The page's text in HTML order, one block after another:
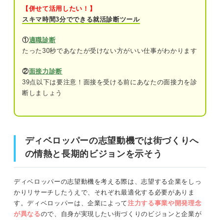
5ステップ！ディベロッパーの志望動機の書き方
①ディベロッパーの志望理由を明確にする
身の強みを把握する
する点を見つける
職種・種類別！ディベロッパーの志望動機例文8選
専門ディベロッパーの志望動機例文
公的ディベロッパーの志望動機例文
【併せて活用したい！】
スキマ時間3分でできる就活診断ツール
①適職診断
たった30秒であなたが受けない方がいい仕事がわかります
②面接力診断
39点以下は要注意！面接を受ける前にあなたの面接力を診
断しましょう
ディベロッパーの志望動機では街づくりへ
の情熱と長期的ビジョンを示そう
ディベロッパーの志望動機を考える際は、志望する企業をしっ
かりリサーチしたうえで、それぞれ最適化する必要がありま
す。ディベロッパーは、企業によって注力する事業や開発理念
が異なるので、自身が実現したい街づくりのビジョンと企業が
ディベロッパーの志望動機では街づくりへの情熱と長期的
まずはここから！ ディベロッパーの基本情報
ビジネスモデル
おもな事業内容
種類
エピソードに盛り込もう！ ディベロッパーで評価されや
すい強み